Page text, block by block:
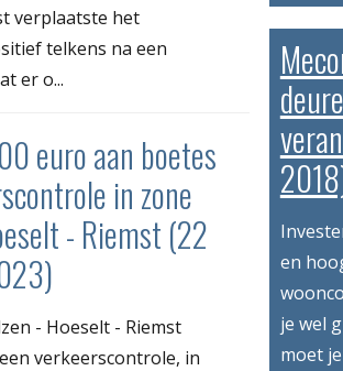
verplaatste het
telkens na een
er o...
euro aan boetes
in zone
- Riemst (22
- Hoeselt - Riemst
verkeerscontrole, in
en
je wel
moet